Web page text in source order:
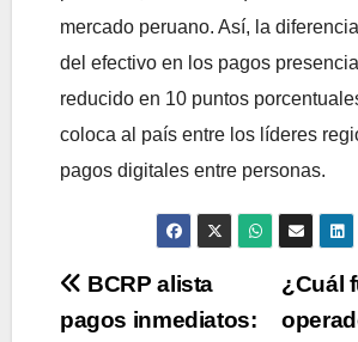
mercado peruano. Así, la
del efectivo en los pagos
reducido en 10 puntos
coloca al país entre los líderes
pagos digitales entre personas.
Navegación
¿Cuál
BCRP alista
pagos inmediatos: